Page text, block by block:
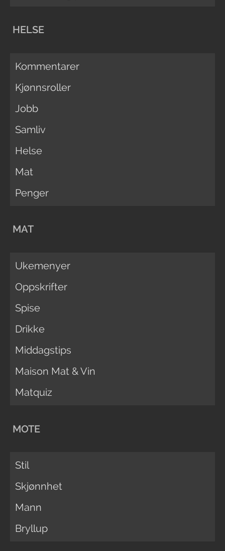
HELSE
Kommentarer
Kjønnsroller
Jobb
Samliv
Helse
Mat
Penger
MAT
Ukemenyer
Oppskrifter
Spise
Drikke
Middagstips
Maison Mat & Vin
Matquiz
MOTE
Stil
Skjønnhet
Mann
Bryllup